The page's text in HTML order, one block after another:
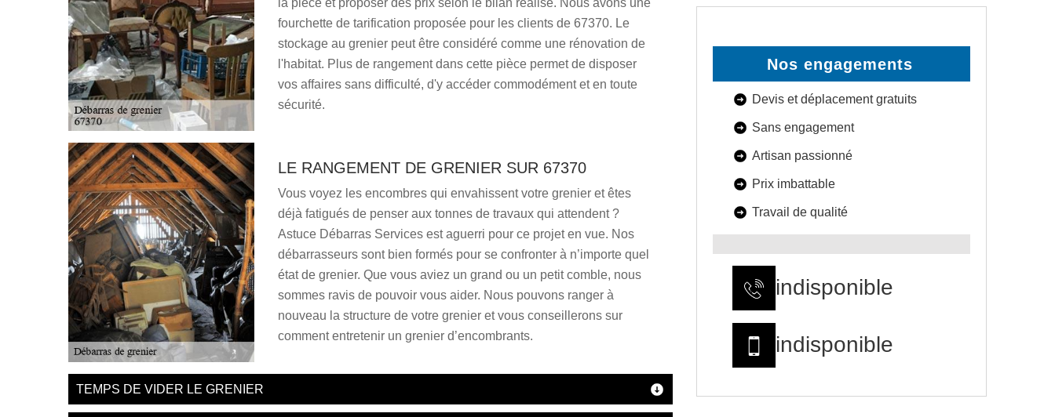
la pièce et proposer des prix selon le bilan réalisé. Nous avons une
fourchette de tarification proposée pour les clients de 67370. Le
stockage au grenier peut être considéré comme une rénovation de
l'habitat. Plus de rangement dans cette pièce permet de disposer
vos affaires sans difficulté, d'y accéder commodément et en toute
sécurité.
LE RANGEMENT DE GRENIER SUR 67370
Vous voyez les encombres qui envahissent votre grenier et êtes
déjà fatigués de penser aux tonnes de travaux qui attendent ?
Astuce Débarras Services est aguerri pour ce projet en vue. Nos
débarrasseurs sont bien formés pour se confronter à n’importe quel
état de grenier. Que vous aviez un grand ou un petit comble, nous
sommes ravis de pouvoir vous aider. Nous pouvons ranger à
nouveau la structure de votre grenier et vous conseillerons sur
comment entretenir un grenier d’encombrants.
TEMPS DE VIDER LE GRENIER
Nos engagements
Devis et déplacement gratuits
Sans engagement
Artisan passionné
Prix imbattable
Travail de qualité
indisponible
indisponible